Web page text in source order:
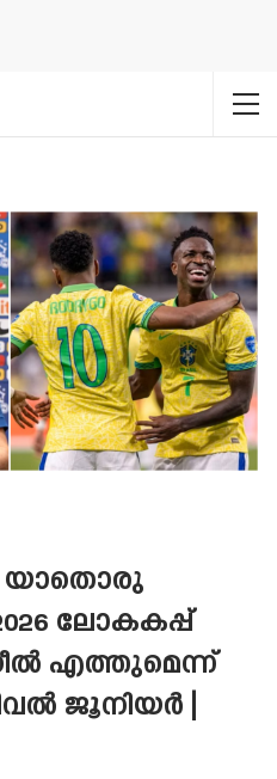
യാതൊരു
ലോകകപ്പ്
എത്തുമെന്ന്
ജൂനിയർ |